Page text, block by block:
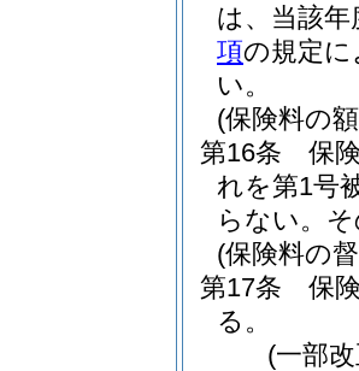
は、当該
項の規定
い。
(保険料の
第16条
保
れを第1号
らない。
(保険料の
第17条
保
る。
(一部